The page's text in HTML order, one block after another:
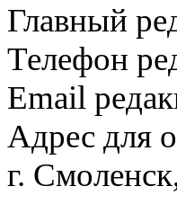
Главный
Телефон
Email
Адрес для
г.